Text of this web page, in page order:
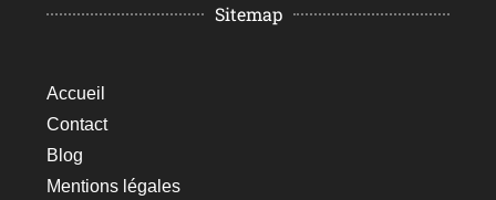
Sitemap
Accueil
Contact
Blog
Mentions légales